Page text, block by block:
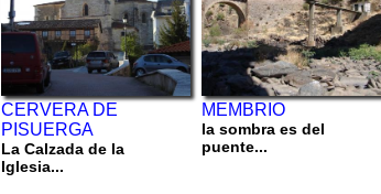
CERVERA DE
PISUERGA
La Calzada de la
Iglesia...
MEMBRIO
la sombra es del
puente...